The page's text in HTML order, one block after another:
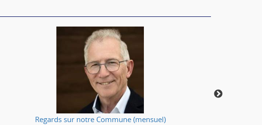
Regards sur notre Commune (mensuel)